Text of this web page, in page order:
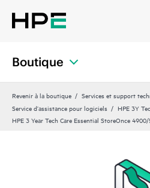
Boutique
Revenir à la boutique Services et support
Service d’assistance pour logiciels
HPE 3Y
HPE 3 Year Tech Care Essential StoreOnce